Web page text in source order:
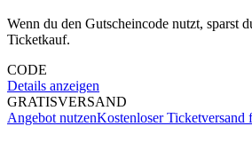
Wenn du den Gutscheincode nutzt, sparst
Ticketkauf.
CODE
Details anzeigen
GRATISVERSAND
Angebot nutzenKostenloser Ticketversand